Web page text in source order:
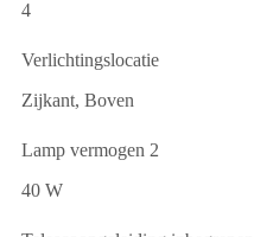
4
Verlichtingslocatie
Zijkant, Boven
Lamp vermogen 2
40 W